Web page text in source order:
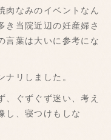
なみのイベントなん
き当院近辺の妊産婦さ
言葉は大いに参考にな
リしました。
ぐずぐず迷い、考え
し、寝つけもしな